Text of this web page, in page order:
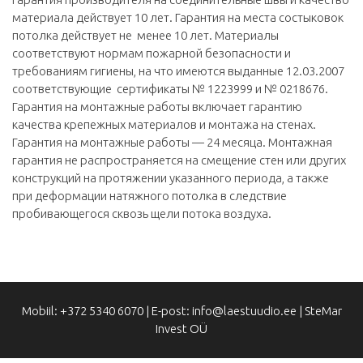
материала действует 10 лет. Гарантия на места состыковок
потолка действует не менее 10 лет. Материалы
соответствуют нормам пожарной безопасности и
требованиям гигиены, на что имеются выданные 12.03.2007
соответствующие сертификаты № 1223999 и № 0218676.
Гарантия на монтажные работы включает гарантию
качества крепежных материалов и монтажа на стенах.
Гарантия на монтажные работы — 24 месяца. Монтажная
гарантия не распространяется на смещение стен или других
конструкций на протяжении указанного периода, а также
при деформации натяжного потолка в следствие
пробивающегося сквозь щели потока воздуха.
Mobiil: +372 5340 6070 | E-post: info@laestuudio.ee | SteMar
Invest OÜ